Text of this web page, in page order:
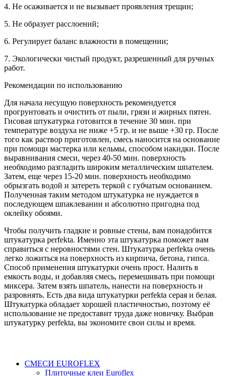
4. Не осаживается и не вызывает проявления трещин;
5. Не образует расслоений;
6. Регулирует баланс влажности в помещении;
7. Экологически чистый продукт, разрешенный для ручных
работ.
Рекомендации по использованию
Для начала несущую поверхность рекомендуется
прогрунтовать и очистить от пыли, грязи и жирных пятен.
Гисовая штукатурка готовится в течение 30 мин. при
температуре воздуха не ниже +5 гр. и не выше +30 гр. После
того как раствор приготовлен, смесь наносится на основание
при помощи мастерка или кельмы, способом накидки. После
выравнивания смеси, через 40-50 мин. поверхность
необходимо разгладить широким металлическим шпателем.
Затем, еще через 15-20 мин. поверхность необходимо
обрызгать водой и затереть теркой с губчатым основанием.
Полученная таким методом штукатурка не нуждается в
последующем шпаклевании и абсолютно пригодна под
оклейку обоями.
Чтобы получить гладкие и ровные стены, вам понадобится
штукатурка perfekta. Именно эта штукатурка поможет вам
справиться с неровностями стен. Штукатурка perfekta очень
легко ложиться на поверхность из кирпича, бетона, гипса.
Способ применения штукатурки очень прост. Налить в
емкость воды, и добавляя смесь, перемешивать при помощи
миксера. Затем взять шпатель, нанести на поверхность и
разровнять. Есть два вида штукатурки perfekta серая и белая.
Штукатурка обладает хорошей пластичностью, поэтому её
использование не предоставит труда даже новичку. Выбрав
штукатурку perfekta, вы экономите свои силы и время.
СМЕСИ EUROFLEX
Плиточные клеи Euroflex